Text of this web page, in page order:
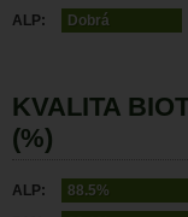
ALP: Dobrá
KVALITA
(%)
ALP:
88.5%